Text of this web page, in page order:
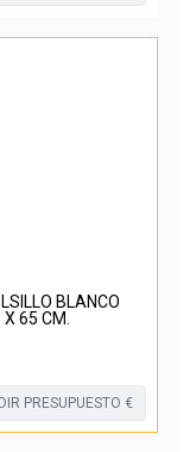
BLANCO
65 CM.
PRESUPUESTO €